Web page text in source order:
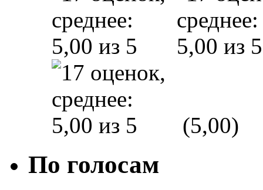
(5,00)
По голосам